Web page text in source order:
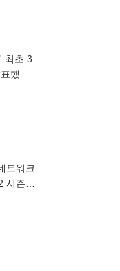
최초 3
했다.
트워크
즌부